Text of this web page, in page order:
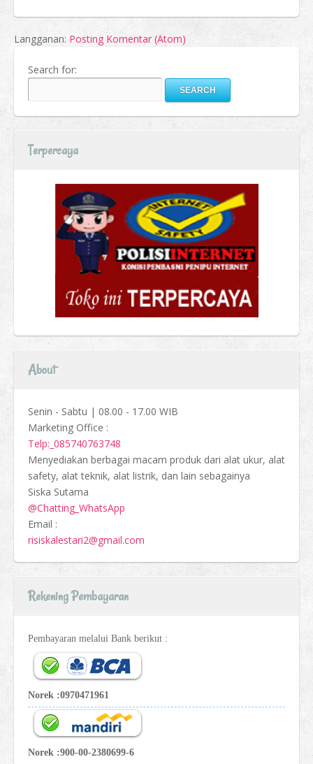
Langganan: Posting Komentar (Atom)
Search for:
Terpercaya
About
Senin - Sabtu | 08.00 - 17.00 WIB
Marketing Office :
Telp:_085740763748
Menyediakan berbagai macam produk dari alat ukur, alat
safety, alat teknik, alat listrik, dan lain sebagainya
Siska Sutama
@Chatting_WhatsApp
Email :
risiskalestari2@gmail.com
Rekening Pembayaran
Pembayaran melalui Bank berikut :
Norek :0970471961
Norek :900-00-2380699-6